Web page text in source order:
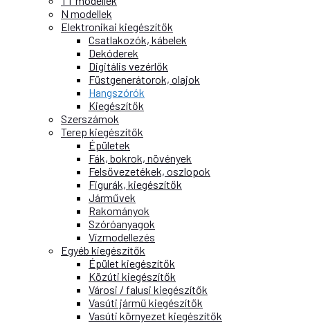
N modellek
Elektronikai kiegészítők
Csatlakozók, kábelek
Dekóderek
Digitális vezérlők
Füstgenerátorok, olajok
Hangszórók
Kiegészítők
Szerszámok
Terep kiegészítők
Épületek
Fák, bokrok, növények
Felsővezetékek, oszlopok
Figurák, kiegészítők
Járművek
Rakományok
Szóróanyagok
Vízmodellezés
Egyéb kiegészítők
Épület kiegészítők
Közúti kiegészítők
Városi / falusi kiegészítők
Vasúti jármű kiegészítők
Vasúti környezet kiegészítők